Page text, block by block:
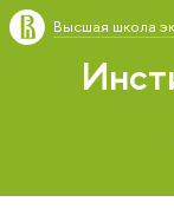
Высшая школа